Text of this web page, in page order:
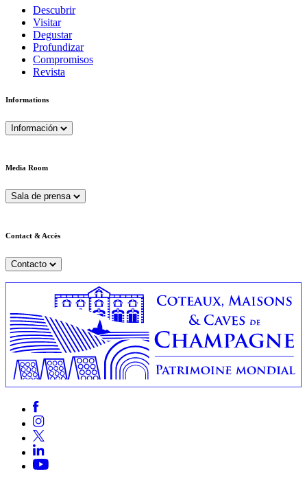
Descubrir
Visitar
Degustar
Profundizar
Compromisos
Revista
Informations
Información
Media Room
Sala de prensa
Contact & Accès
Contacto